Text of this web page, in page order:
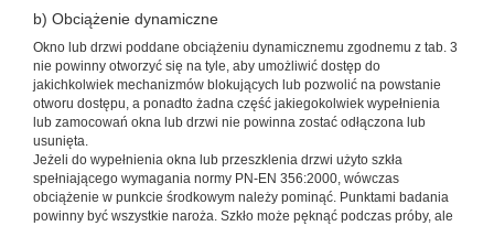
b) Obciążenie dynamiczne
Okno lub drzwi poddane obciążeniu dynamicznemu zgodnemu z tab. 3
nie powinny otworzyć się na tyle, aby umożliwić dostęp do
jakichkolwiek mechanizmów blokujących lub pozwolić na powstanie
otworu dostępu, a ponadto żadna część jakiegokolwiek wypełnienia
lub zamocowań okna lub drzwi nie powinna zostać odłączona lub
usunięta.
Jeżeli do wypełnienia okna lub przeszklenia drzwi użyto szkła
spełniającego wymagania normy PN-EN 356:2000, wówczas
obciążenie w punkcie środkowym należy pominąć. Punktami badania
powinny być wszystkie naroża. Szkło może pęknąć podczas próby, ale